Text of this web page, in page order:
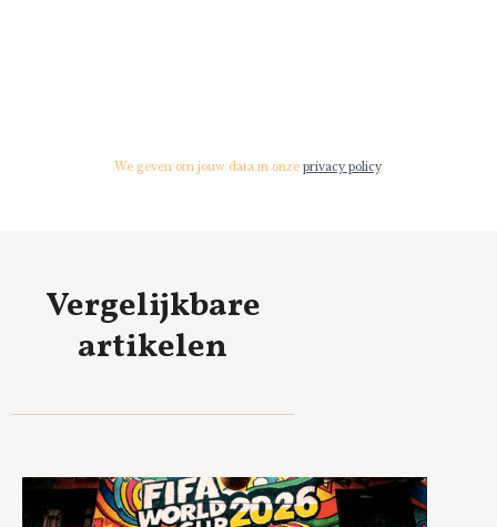
We geven om jouw data in onze privacy policy.
Vergelijkbare
artikelen